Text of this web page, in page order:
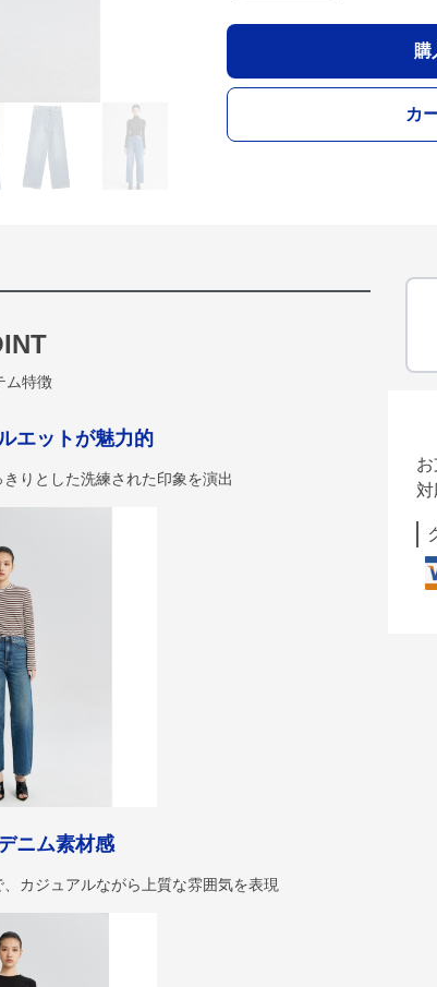
購
カ
ム特徴
エットが魅力的
りとした洗練された印象を演出
ニム素材感
カジュアルながら上質な雰囲気を表現
対